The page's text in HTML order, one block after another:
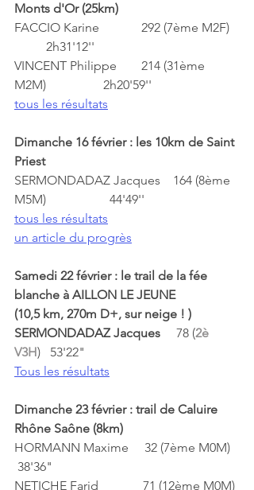
Monts d'Or (25km)
FACCIO Karine		292 (7ème M2F)
	2h31'12''
VINCENT Philippe	214 (31ème
tous les résultats
Dimanche 16 février : les 10km de Saint
Priest
SERMONDADAZ Jacques	164 (8ème
tous les résultats
un article du progrès
Samedi 22 février : le trail de la fée
blanche à AILLON LE JEUNE
(10,5 km, 270m D+, sur neige ! )
SERMONDADAZ Jacques
	 78 (
2è
V3H)   53'22"
Tous les résultats
Dimanche 23 février : trail de Caluire
Rhône Saône (8km)
HORMANN Maxime     32 (7ème M0M)
38'36"
NETICHE Farid              71 (12ème M0M)